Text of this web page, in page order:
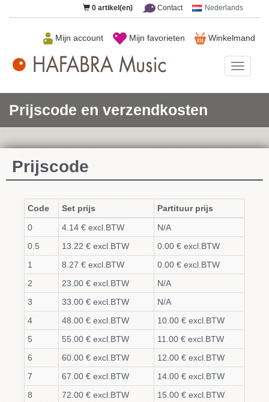
0 artikel(en) Contact Nederlands
Winkelmand
Mijn favorieten
Mijn account
Music
Prijscode en verzendkosten
Prijscode
Code Set prijs
Partituur prijs
0
4.14 € excl.BTW
N/A
0.5
13.22 € excl.BTW
0.00 € excl.BTW
1
8.27 € excl.BTW
0.00 € excl.BTW
2
23.00 € excl.BTW
N/A
3
33.00 € excl.BTW
N/A
4
48.00 € excl.BTW
10.00 € excl.BTW
5
55.00 € excl.BTW
11.00 € excl.BTW
6
60.00 € excl.BTW
12.00 € excl.BTW
7
67.00 € excl.BTW
14.00 € excl.BTW
8
72.00 € excl.BTW
15.00 € excl.BTW